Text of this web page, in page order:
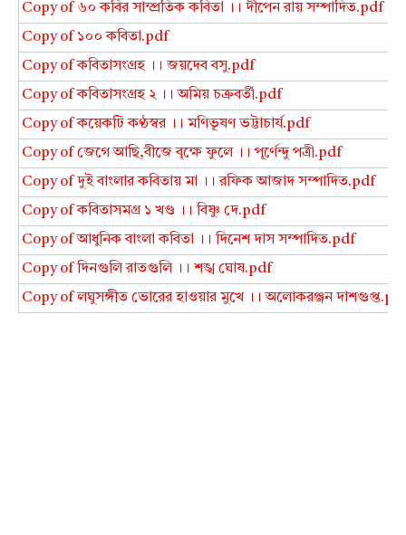
Copy of ৬০ কবির সাম্প্রতিক কবিতা ।। দীপেন রায় সম্পাদিত.pdf
Copy of ১০০ কবিতা.pdf
Copy of কবিতাসংগ্রহ ।। জয়দেব বসু.pdf
Copy of কবিতাসংগ্রহ ২ ।। অমিয় চক্রবর্তী.pdf
Copy of কয়েকটি কণ্ঠস্বর ।। মণিভূষণ ভট্টাচার্য.pdf
Copy of জেগে আছি,বীজে বৃক্ষে ফুলে ।। পূর্ণেন্দু পত্রী.pdf
Copy of দুই বাংলার কবিতায় মা ।। রফিক আজাদ সম্পাদিত.pdf
Copy of কবিতাসমগ্র ১ খণ্ড ।। বিষ্ণু দে.pdf
Copy of আধুনিক বাংলা কবিতা ।। দিনেশ দাস সম্পাদিত.pdf
Copy of দিনগুলি রাতগুলি ।। শঙ্খ ঘোষ.pdf
Copy of লঘুসঙ্গীত ভোরের হাওয়ার মুখে ।। অলোকরঞ্জন